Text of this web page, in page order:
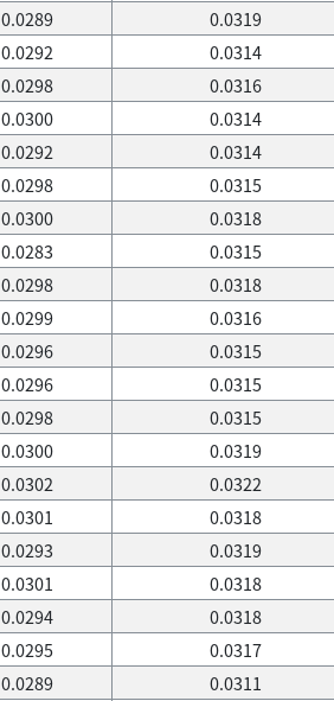
0.0289
0.0319
0.0292
0.0314
0.0298
0.0316
0.0300
0.0314
0.0292
0.0314
0.0298
0.0315
0.0300
0.0318
0.0283
0.0315
0.0298
0.0318
0.0299
0.0316
0.0296
0.0315
0.0296
0.0315
0.0298
0.0315
0.0300
0.0319
0.0302
0.0322
0.0301
0.0318
0.0293
0.0319
0.0301
0.0318
0.0294
0.0318
0.0295
0.0317
0.0289
0.0311